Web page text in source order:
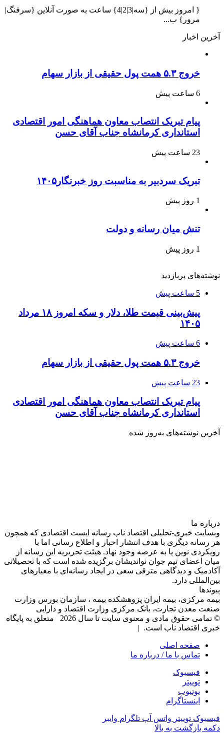
{ امروز بیش از {سه|3|2|4} ساعت به صورت آنلاین {سرفنگ|
مرور} ب...
آخرین اخبار
خروج ۵.۳ همت پول حقیقی از بازار سهام
6 ساعت پیش
پیام تبریک انتصاب معاون هماهنگی امور اقتصادی
استانداری کرمانشاه جناب آقای حسن
23 ساعت پیش
تبریک سردبیر به مناسبت روز خبرنگار۱۴۰۵
1 روز پیش
تنش میان رسانه و دولت
1 روز پیش
نوشته‌های پربازدید
5 ساعت پیش
پیش‌بینی قیمت طلا، دلار و سکه امروز ۱۸ مرداد
۱۴۰۵
6 ساعت پیش
خروج ۵.۳ همت پول حقیقی از بازار سهام
23 ساعت پیش
پیام تبریک انتصاب معاون هماهنگی امور اقتصادی
استانداری کرمانشاه جناب آقای حسن
آخرین نوشته‌های‌ به‌روز شده
درباره‌ ما
وبسایت خبری-تحلیلی اقتصاد ناب رسانه‌ ایست اقتصادی که همچون
هر رسانه دیگری با هدف انتشار اخبار و اطلاع رسانی اما با
رویکردی نوین پا به عرصه وجود نهاد. هیئت تحریریه این رسانه از
میان اعضای تیم جوان نواندیشان برگزیده شده است که با تحصیلاتی
آکادمیک و دیدگاهی‌ مترقی سعی در ایجاد رسانه‌ای با معیار‌های
بین‌المللی دارد.
پیوندها
بیمه مرکزی، بیمه ایران پزوهشکده بیمه ، سازمان بورس وزارت
صنعت معدن تجارت، بانک مرکزی وزارت اقتصاد و دارایی
© تمامی حقوق مادی و معنوی سایت تا سال 2026 متعلق به پایگاه
خبری اقتصاد ناب است. |
صفحه اصلی
تماس با ما / درباره ما
فیسبوک
توییتر
یوتیوب
اینستاگرام
فیسبوک توییتر واتس آپ تلگرام وایبر
دکمه بازگشت به بالا